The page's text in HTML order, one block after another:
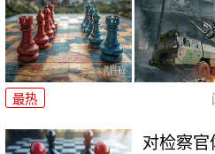
最热
对检察官